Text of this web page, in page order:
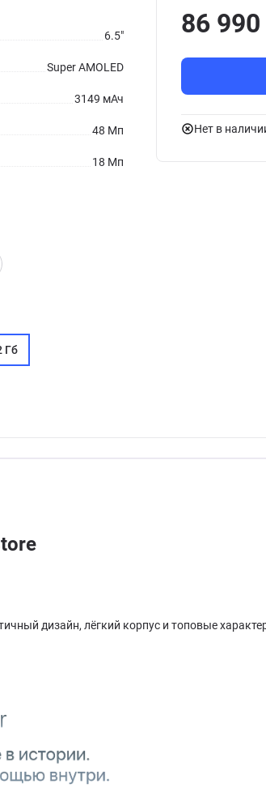
6.5"
Super AMOLED
3149 мАч
48 Мп
18 Мп
Гб
86 990
Нет в
дизайн, лёгкий корпус и топовые